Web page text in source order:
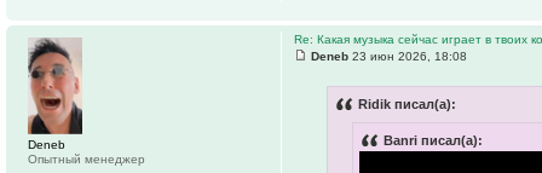
Re: Какая музыка сейчас играет в твоих
Deneb 23 июн 2026, 18:08
Ridik писал(а):
Banri писал(а):
Deneb
Опытный менеджер